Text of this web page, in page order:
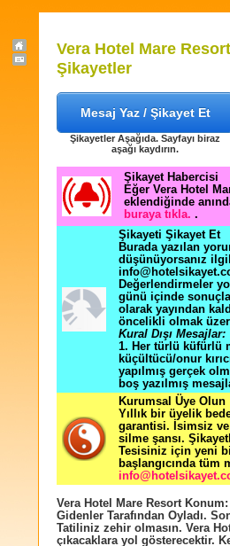
Vera Hotel Mare
Şikayetler
Mesaj Yaz / Şikayet Et
Şikayetler Aşağıda. Sayfayı biraz
aşağı kaydırın.
Şikayet Habercisi
Eğer Vera Hotel
eklendiğinde
buraya tıkla. .
Şikayeti Şikayet Et
Burada yazılan
düşünüyorsanız
Değerlendirmeler
günü içinde
olarak yayından
öncelikli olmak
Kural Dışı Mesajlar:
1. Her türlü küfürlü
küçültücü/onur
yapılmış gerçek
boş yazılmış
Kurumsal Üye Olun
Yıllık bir üyelik
garantisi. İsimsiz
silme şansı.
Tesisiniz için yeni
başlangıcında tüm
Vera Hotel Mare ResortKonum:
Gidenler Tarafından Oyladı.
Tatiliniz zehir olmasın. Vera
çıkacaklara yol gösterecektir.